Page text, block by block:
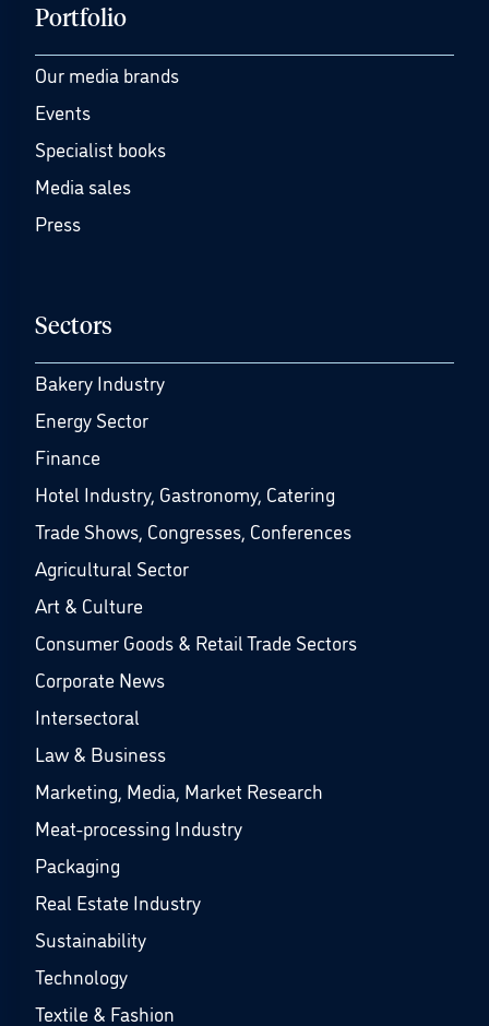
Portfolio
Our media brands
Events
Specialist books
Media sales
Press
Sectors
Bakery Industry
Energy Sector
Finance
Hotel Industry, Gastronomy, Catering
Trade Shows, Congresses, Conferences
Agricultural Sector
Art & Culture
Consumer Goods & Retail Trade Sectors
Corporate News
Intersectoral
Law & Business
Marketing, Media, Market Research
Meat-processing Industry
Packaging
Real Estate Industry
Sustainability
Technology
Textile & Fashion